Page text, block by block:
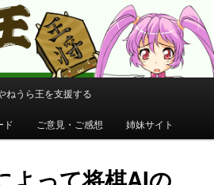
式サイト
王 公式サイト
ねうら王を支援する
ド ご意見・ご感想 姉妹サイト